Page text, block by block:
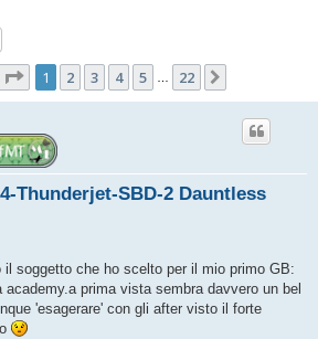
Pagina di 22
1 2 3 4 5 22
Thunderjet-SBD-2 Dauntless
soggetto che ho scelto per il mio primo GB:
prima vista sembra davvero un bel
'esagerare' con gli after visto il forte